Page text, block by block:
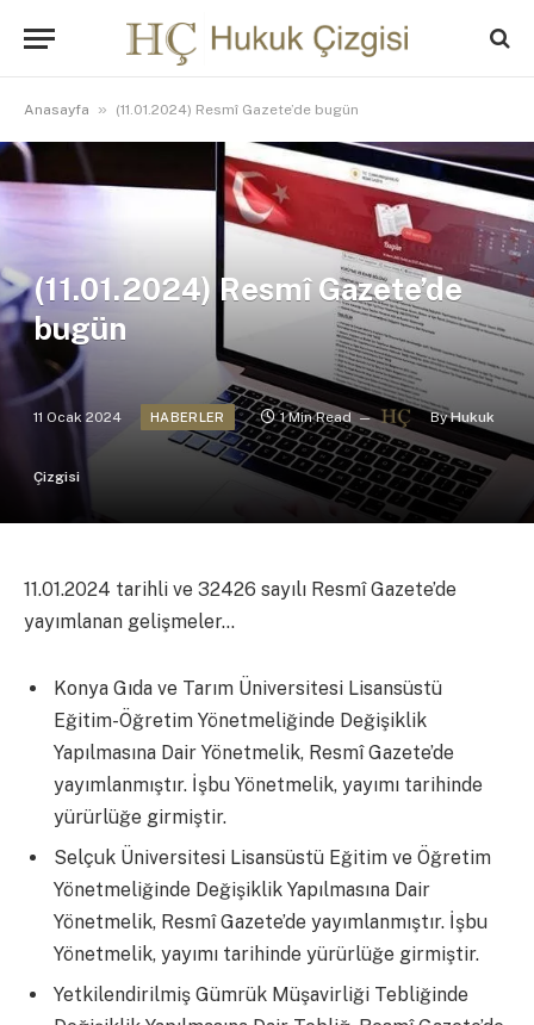
Anasayfa » (11.01.2024) Resmî Gazete’de bugün
(11.01.2024) Resmî Gazete’de
bugün
11 Ocak 2024 HABERLER 1 Min Read By Hukuk
Çizgisi
11.01.2024 tarihli ve 32426 sayılı Resmî Gazete’de
yayımlanan gelişmeler…
Konya Gıda ve Tarım Üniversitesi Lisansüstü
Eğitim-Öğretim Yönetmeliğinde Değişiklik
Yapılmasına Dair Yönetmelik, Resmî Gazete’de
yayımlanmıştır. İşbu Yönetmelik, yayımı tarihinde
yürürlüğe girmiştir.
Selçuk Üniversitesi Lisansüstü Eğitim ve Öğretim
Yönetmeliğinde Değişiklik Yapılmasına Dair
Yönetmelik, Resmî Gazete’de yayımlanmıştır. İşbu
Yönetmelik, yayımı tarihinde yürürlüğe girmiştir.
Yetkilendirilmiş Gümrük Müşavirliği Tebliğinde